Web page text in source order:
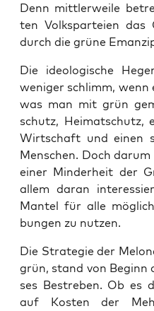
Denn mitt­ler­wei­le
ten Volks­par­tei­en das
durch die grü­ne
Die ideo­lo­gi­sche
weni­ger schlimm, wenn
was man mit grün
schutz, Hei­mat­schutz,
Wirt­schaft und einen
Men­schen. Doch
einer Min­der­heit der
allem dar­an
Man­tel für alle
bun­gen zu nutzen.
Die Stra­te­gie der
grün, stand von
ses Bestre­ben. Ob es
auf Kos­ten der